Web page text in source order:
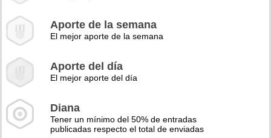
Aporte de la semana
El mejor aporte de la semana
Aporte del día
El mejor aporte del día
Diana
Tener un mínimo del 50% de entradas
publicadas respecto el total de enviadas